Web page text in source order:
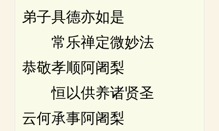
弟子具德亦如是
常乐禅定微妙法
恭敬孝顺阿阇梨
恒以供养诸贤圣
云何承事阿阇梨